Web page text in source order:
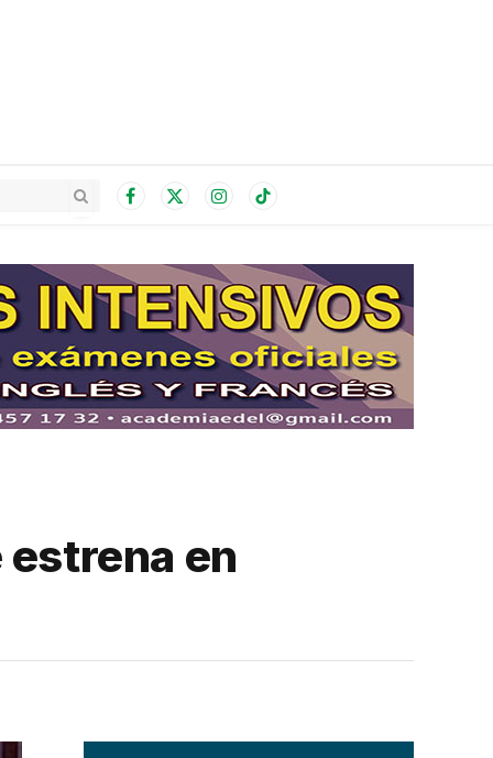
Facebook
X
InstagramTikTok
estrena en